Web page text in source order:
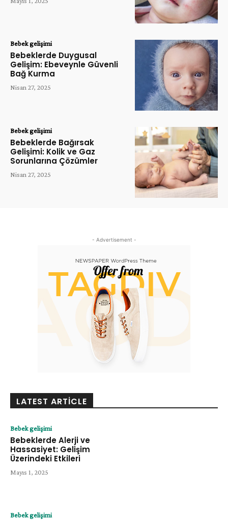
Bebek gelişimi
Bebeklerde Duygusal
Gelişim: Ebeveynle Güvenli
Bağ Kurma
Nisan 27, 2025
Bebek gelişimi
Bebeklerde Bağırsak
Gelişimi: Kolik ve Gaz
Sorunlarına Çözümler
Nisan 27, 2025
- Advertisement -
LATEST ARTICLE
Bebek gelişimi
Bebeklerde Alerji ve
Hassasiyet: Gelişim
Üzerindeki Etkileri
Mayıs 1, 2025
Bebek gelişimi